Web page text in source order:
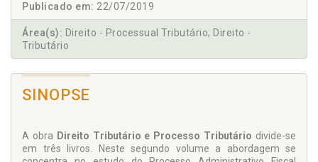
Publicado em: 22/07/2019
Área(s): Direito - Processual Tributário; Direito -
Tributário
SINOPSE
A obra Direito Tributário e Processo Tributário divide-se
em três livros. Neste segundo volume a abordagem se